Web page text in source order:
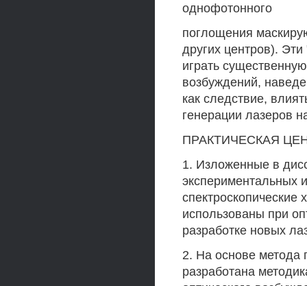
однофотонного
поглощения
других центров).
играть
возбуждений,
как следствие,
генерации лазеров
ПРАКТИЧЕСКАЯ
1. Изложенные в
экспериментальных
спектроскопические
использованы при
разработке новых
2. На основе
разработана